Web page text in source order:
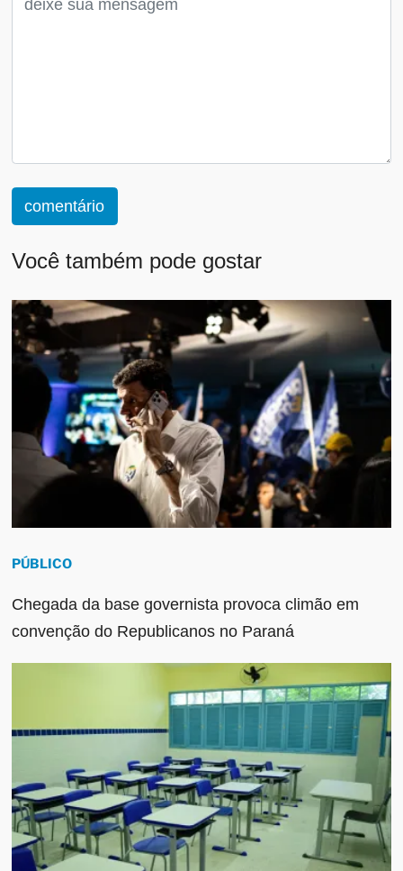
comentário
Você também pode gostar
PÚBLICO
Chegada da base governista provoca climão em
convenção do Republicanos no Paraná